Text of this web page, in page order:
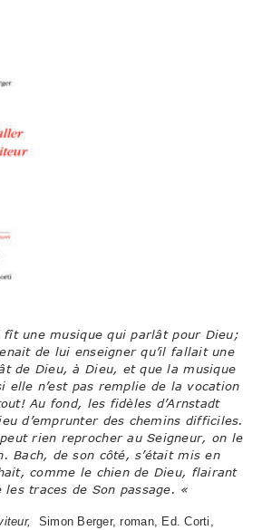
fît une musique qui parlât pour Dieu;
de lui enseigner qu’il fallait une
de Dieu, à Dieu, et que la musique
elle n’est pas remplie de la vocation
Au fond, les fidèles d’Arnstadt
d’emprunter des chemins difficiles.
rien reprocher au Seigneur, on le
Bach, de son côté, s’était mis en
comme le chien de Dieu, flairant
traces de Son passage. «
Simon Berger, roman, Ed. Corti,